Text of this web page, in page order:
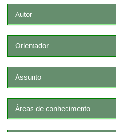
Autor
Orientador
Assunto
Áreas de conhecimento